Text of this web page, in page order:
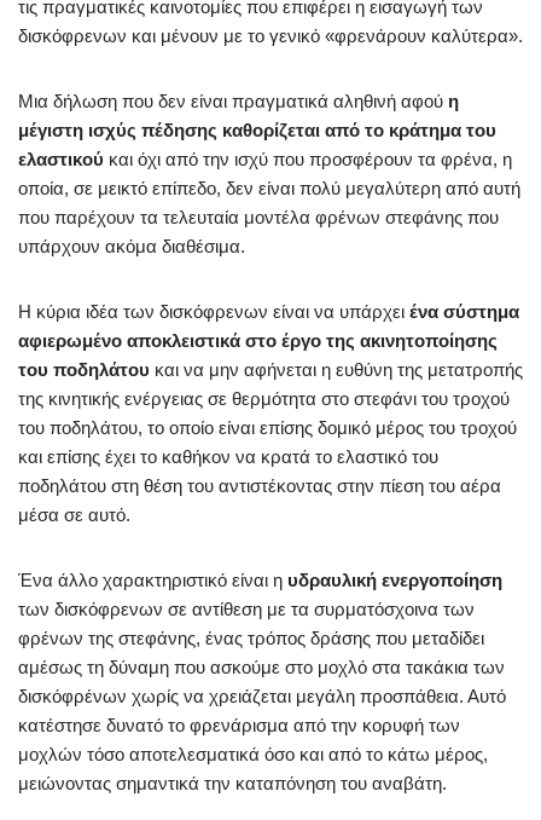
τις πραγματικές καινοτομίες που επιφέρει η εισαγωγή των
δισκόφρενων και μένουν με το γενικό «φρενάρουν καλύτερα».
Μια δήλωση που δεν είναι πραγματικά αληθινή αφού η
μέγιστη ισχύς πέδησης καθορίζεται από το κράτημα του
ελαστικού και όχι από την ισχύ που προσφέρουν τα φρένα, η
οποία, σε μεικτό επίπεδο, δεν είναι πολύ μεγαλύτερη από αυτή
που παρέχουν τα τελευταία μοντέλα φρένων στεφάνης που
υπάρχουν ακόμα διαθέσιμα.
Η κύρια ιδέα των δισκόφρενων είναι να υπάρχει ένα σύστημα
αφιερωμένο αποκλειστικά στο έργο της ακινητοποίησης
του ποδηλάτου και να μην αφήνεται η ευθύνη της μετατροπής
της κινητικής ενέργειας σε θερμότητα στο στεφάνι του τροχού
του ποδηλάτου, το οποίο είναι επίσης δομικό μέρος του τροχού
και επίσης έχει το καθήκον να κρατά το ελαστικό του
ποδηλάτου στη θέση του αντιστέκοντας στην πίεση του αέρα
μέσα σε αυτό.
Ένα άλλο χαρακτηριστικό είναι η υδραυλική ενεργοποίηση
των δισκόφρενων σε αντίθεση με τα συρματόσχοινα των
φρένων της στεφάνης, ένας τρόπος δράσης που μεταδίδει
αμέσως τη δύναμη που ασκούμε στο μοχλό στα τακάκια των
δισκόφρένων χωρίς να χρειάζεται μεγάλη προσπάθεια. Αυτό
κατέστησε δυνατό το φρενάρισμα από την κορυφή των
μοχλών τόσο αποτελεσματικά όσο και από το κάτω μέρος,
μειώνοντας σημαντικά την καταπόνηση του αναβάτη.